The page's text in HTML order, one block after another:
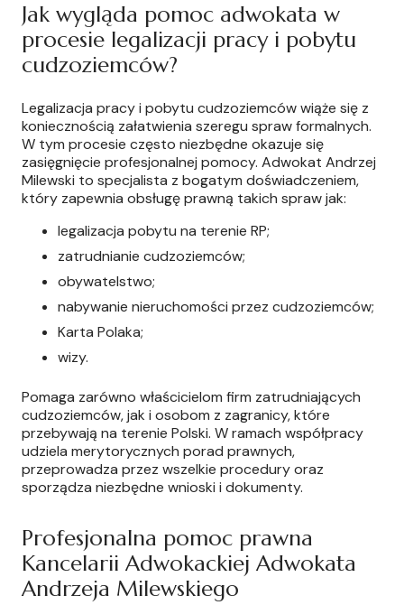
Jak wygląda pomoc adwokata w
procesie legalizacji pracy i pobytu
cudzoziemców?
Legalizacja pracy i pobytu cudzoziemców wiąże się z
koniecznością załatwienia szeregu spraw formalnych.
W tym procesie często niezbędne okazuje się
zasięgnięcie profesjonalnej pomocy. Adwokat Andrzej
Milewski to specjalista z bogatym doświadczeniem,
który zapewnia obsługę prawną takich spraw jak:
legalizacja pobytu na terenie RP;
zatrudnianie cudzoziemców;
obywatelstwo;
nabywanie nieruchomości przez cudzoziemców;
Karta Polaka;
wizy.
Pomaga zarówno właścicielom firm zatrudniających
cudzoziemców, jak i osobom z zagranicy, które
przebywają na terenie Polski. W ramach współpracy
udziela merytorycznych porad prawnych,
przeprowadza przez wszelkie procedury oraz
sporządza niezbędne wnioski i dokumenty.
Profesjonalna pomoc prawna
Kancelarii Adwokackiej Adwokata
Andrzeja Milewskiego